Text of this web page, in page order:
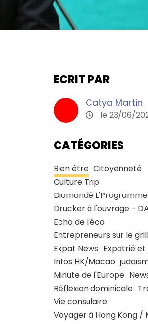
ECRIT PAR
Catya Martin
le 23/06/
CATÉGORIES
Bien être Citoyenneté
Culture Trip
Diomandé
Drucker à l'ouvrage -
Echo de l'éco
Entrepreneurs sur le grill
Expat News Expatrié
Infos HK/Macao
Minute de l'Europe
Réflexion dominicale
Vie consulaire
Voyager à Hong Kong /